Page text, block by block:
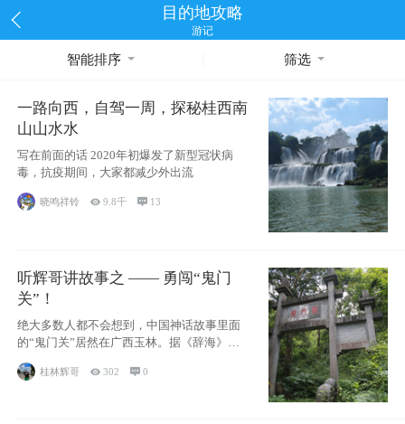
目的地攻略
游记
智能排序 筛选
一路向西，自驾一周，探秘桂西南
山山水水
写在前面的话 2020年初爆发了新型冠状病
毒，抗疫期间，大家都减少外出流
晓鸣祥铃 9.8千  13
听辉哥讲故事之 —— 勇闯“鬼门
关”！
绝大多数人都不会想到，中国神话故事里面
的“鬼门关”居然在广西玉林。据《辞海》记
桂林辉哥  302 0